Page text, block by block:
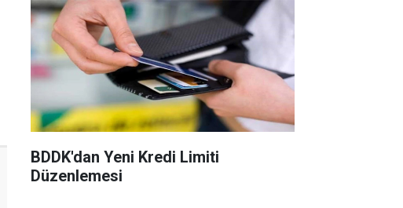
BDDK'dan Yeni Kredi Limiti
Düzenlemesi